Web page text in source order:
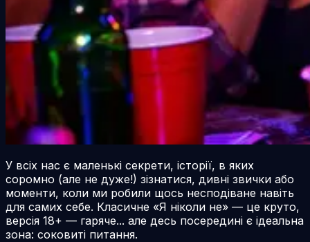
У всіх нас є маленькі секрети, історії, в яких
соромно (але не дуже!) зізнатися, дивні звички або
моменти, коли ми робили щось несподіване навіть
для самих себе. Класичне «Я ніколи не» — це круто,
версія 18+ — гаряче... але десь посередині є ідеальна
зона: соковиті питання.